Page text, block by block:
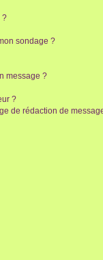
?
sondage ?
message ?
?
de rédaction de